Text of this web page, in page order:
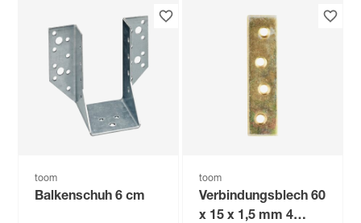
toom
Balkenschuh 6 cm
toom
Verbindungsblech 60
x 15 x 1,5 mm 4